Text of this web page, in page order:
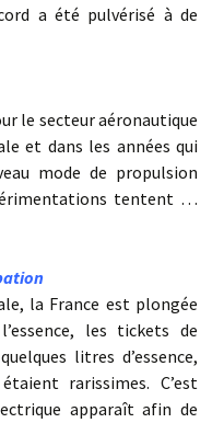
a été pulvérisé à de
le secteur aéronautique
et dans les années qui
mode de propulsion
tentent …
la France est plongée
les tickets de
litres d’essence,
rarissimes. C’est
apparaît afin de